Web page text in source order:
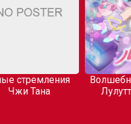
стремления
Чжи Тана